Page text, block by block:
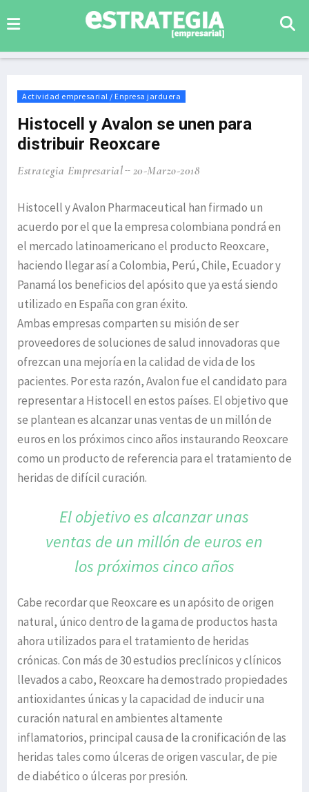
Actividad empresarial / Enpresa jarduera
Histocell y Avalon se unen para
distribuir Reoxcare
Estrategia Empresarial 20-Marzo-2018
Histocell y Avalon Pharmaceutical han firmado un
acuerdo por el que la empresa colombiana pondrá en
el mercado latinoamericano el producto Reoxcare,
haciendo llegar así a Colombia, Perú, Chile, Ecuador y
Panamá los beneficios del apósito que ya está siendo
utilizado en España con gran éxito.
Ambas empresas comparten su misión de ser
proveedores de soluciones de salud innovadoras que
ofrezcan una mejoría en la calidad de vida de los
pacientes. Por esta razón, Avalon fue el candidato para
representar a Histocell en estos países. El objetivo que
se plantean es alcanzar unas ventas de un millón de
euros en los próximos cinco años instaurando Reoxcare
como un producto de referencia para el tratamiento de
heridas de difícil curación.
El objetivo es alcanzar unas
ventas de un millón de euros en
los próximos cinco años
Cabe recordar que Reoxcare es un apósito de origen
natural, único dentro de la gama de productos hasta
ahora utilizados para el tratamiento de heridas
crónicas. Con más de 30 estudios preclínicos y clínicos
llevados a cabo, Reoxcare ha demostrado propiedades
antioxidantes únicas y la capacidad de inducir una
curación natural en ambientes altamente
inflamatorios, principal causa de la cronificación de las
heridas tales como úlceras de origen vascular, de pie
de diabético o úlceras por presión.